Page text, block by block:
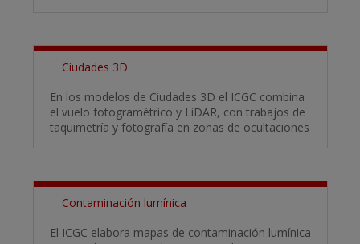
Ciudades 3D
En los modelos de Ciudades 3D el ICGC combina
el vuelo fotogramétrico y LiDAR, con trabajos de
taquimetría y fotografía en zonas de ocultaciones
Contaminación lumínica
El ICGC elabora mapas de contaminación lumínica